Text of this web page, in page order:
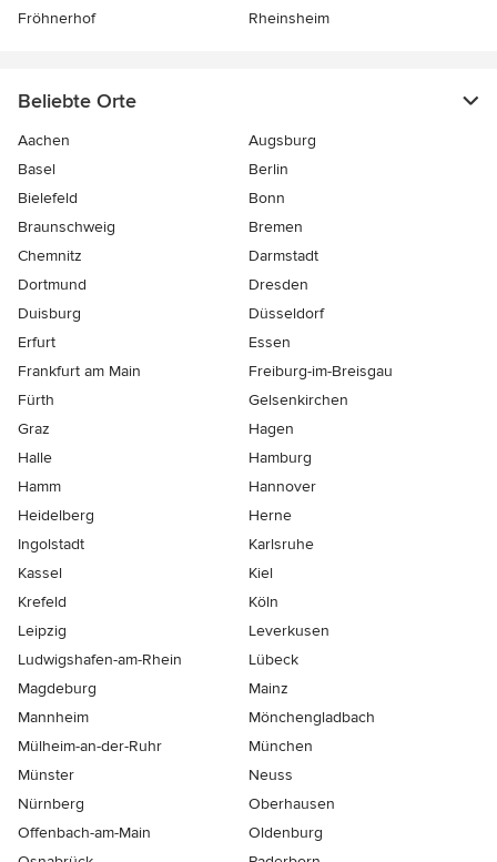
Fröhnerhof
Rheinsheim
Beliebte Orte
Aachen
Augsburg
Basel
Berlin
Bielefeld
Bonn
Braunschweig
Bremen
Chemnitz
Darmstadt
Dortmund
Dresden
Duisburg
Düsseldorf
Erfurt
Essen
Frankfurt am Main
Freiburg-im-Breisgau
Fürth
Gelsenkirchen
Graz
Hagen
Halle
Hamburg
Hamm
Hannover
Heidelberg
Herne
Ingolstadt
Karlsruhe
Kassel
Kiel
Krefeld
Köln
Leipzig
Leverkusen
Ludwigshafen-am-Rhein
Lübeck
Magdeburg
Mainz
Mannheim
Mönchen­gladbach
Mülheim-an-der-Ruhr
München
Münster
Neuss
Nürnberg
Oberhausen
Offenbach-am-Main
Oldenburg